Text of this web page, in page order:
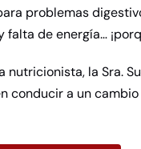
problemas
de energía…
nutricionista, la Sra.
conducir a un